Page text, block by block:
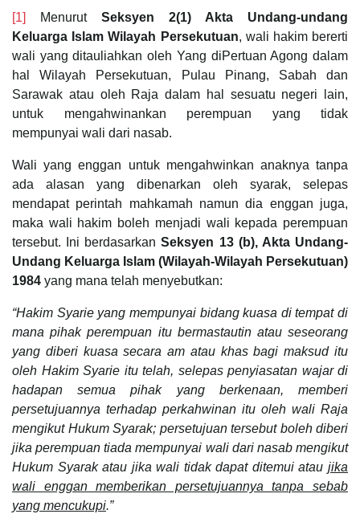
[1] Menurut Seksyen 2(1) Akta Undang-undang
Keluarga Islam Wilayah Persekutuan, wali hakim bererti
wali yang ditauliahkan oleh Yang diPertuan Agong dalam
hal Wilayah Persekutuan, Pulau Pinang, Sabah dan
Sarawak atau oleh Raja dalam hal sesuatu negeri lain,
untuk mengahwinankan perempuan yang tidak
mempunyai wali dari nasab.
Wali yang enggan untuk mengahwinkan anaknya tanpa
ada alasan yang dibenarkan oleh syarak, selepas
mendapat perintah mahkamah namun dia enggan juga,
maka wali hakim boleh menjadi wali kepada perempuan
tersebut. Ini berdasarkanSeksyen 13 (b), Akta Undang-
Undang Keluarga Islam (Wilayah-Wilayah Persekutuan)
1984 yang mana telah menyebutkan:
“Hakim Syarie yang mempunyai bidang kuasa di tempat di
mana pihak perempuan itu bermastautin atau seseorang
yang diberi kuasa secara am atau khas bagi maksud itu
oleh Hakim Syarie itu telah, selepas penyiasatan wajar di
hadapan semua pihak yang berkenaan, memberi
persetujuannya terhadap perkahwinan itu oleh wali Raja
mengikut Hukum Syarak; persetujuan tersebut boleh diberi
jika perempuan tiada mempunyai wali dari nasab mengikut
Hukum Syarak atau jika wali tidak dapat ditemui atau jika
wali enggan memberikan persetujuannya tanpa sebab
yang mencukupi.”